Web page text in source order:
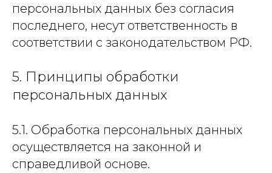
персональных данных без согласия
последнего, несут ответственность в
соответствии с законодательством РФ.
5. Принципы обработки
персональных данных
5.1. Обработка персональных данных
осуществляется на законной и
справедливой основе.